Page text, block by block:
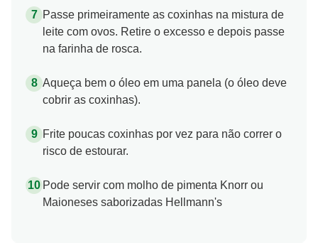
Passe primeiramente as coxinhas na mistura de
leite com ovos. Retire o excesso e depois passe
na farinha de rosca.
Aqueça bem o óleo em uma panela (o óleo deve
cobrir as coxinhas).
Frite poucas coxinhas por vez para não correr o
risco de estourar.
Pode servir com molho de pimenta Knorr ou
Maioneses saborizadas Hellmann's